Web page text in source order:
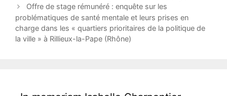
t
e
g
o
o
s
t
n
Offre de stage rémunéré : enquête sur les
problématiques de santé mentale et leurs prises en
charge dans les « quartiers prioritaires de la politique de
la ville » à Rillieux-la-Pape (Rhône)